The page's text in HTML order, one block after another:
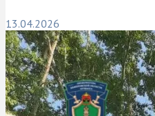
13.04.2026